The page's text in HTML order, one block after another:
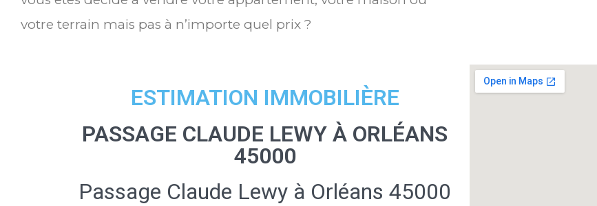
votre terrain mais pas à n’importe quel prix ?
ESTIMATION IMMOBILIÈRE
PASSAGE CLAUDE LEWY À ORLÉANS
45000
Passage Claude Lewy à Orléans 45000